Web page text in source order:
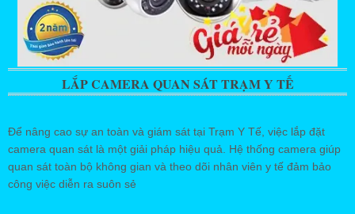
LẮP CAMERA QUAN SÁT TRẠM Y TẾ
Để nâng cao sự an toàn và giám sát tại Trạm Y Tế, việc lắp đặt
camera quan sát là một giải pháp hiệu quả. Hệ thống camera giúp
quan sát toàn bộ không gian và theo dõi nhân viên y tế đảm bảo
công việc diễn ra suôn sẻ